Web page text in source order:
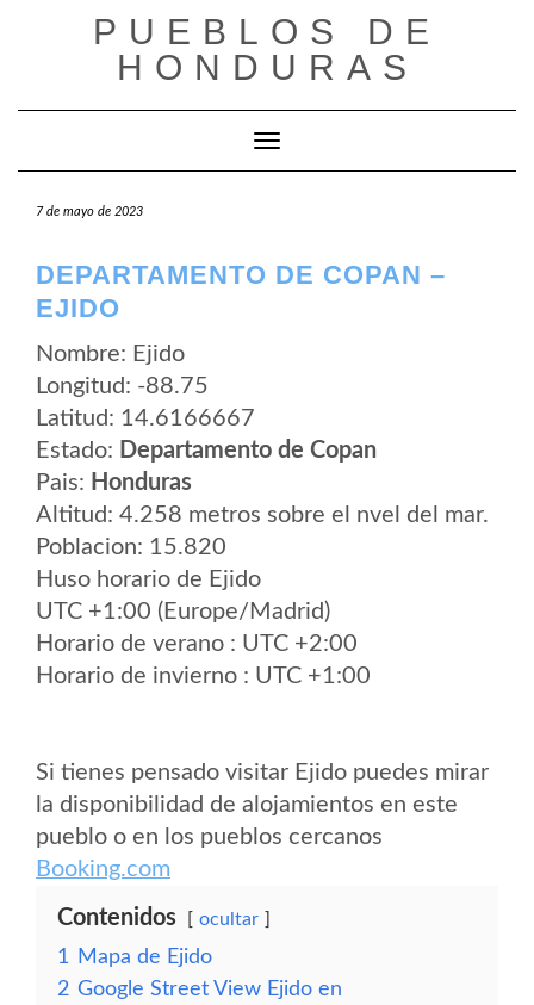
PUEBLOS DE
HONDURAS
Cambiar modo de navegación
7 de mayo de 2023
DEPARTAMENTO DE COPAN –
EJIDO
Nombre: Ejido
Longitud: -88.75
Latitud: 14.6166667
Estado: Departamento de Copan
Pais: Honduras
Altitud: 4.258 metros sobre el nvel del mar.
Poblacion: 15.820
Huso horario de Ejido
UTC +1:00 (Europe/Madrid)
Horario de verano : UTC +2:00
Horario de invierno : UTC +1:00
Si tienes pensado visitar Ejido puedes mirar
la disponibilidad de alojamientos en este
pueblo o en los pueblos cercanos
Booking.com
Contenidos ocultar
1
Mapa de Ejido
2 Google Street View Ejido en